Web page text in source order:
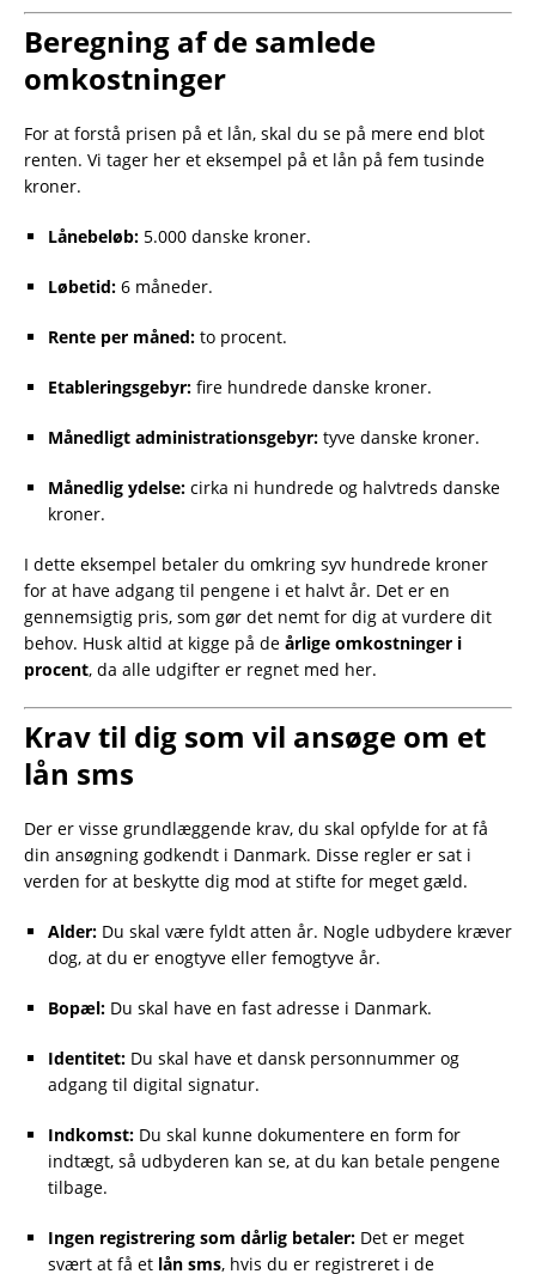
Beregning af de samlede
omkostninger
For at forstå prisen på et lån, skal du se på mere end blot
renten. Vi tager her et eksempel på et lån på fem tusinde
kroner.
Lånebeløb: 5.000 danske kroner.
Løbetid: 6 måneder.
Rente per måned: to procent.
Etableringsgebyr: fire hundrede danske kroner.
Månedligt administrationsgebyr: tyve danske kroner.
Månedlig ydelse: cirka ni hundrede og halvtreds danske
kroner.
I dette eksempel betaler du omkring syv hundrede kroner
for at have adgang til pengene i et halvt år. Det er en
gennemsigtig pris, som gør det nemt for dig at vurdere dit
behov. Husk altid at kigge på de årlige omkostninger i
procent, da alle udgifter er regnet med her.
Krav til dig som vil ansøge om et
lån sms
Der er visse grundlæggende krav, du skal opfylde for at få
din ansøgning godkendt i Danmark. Disse regler er sat i
verden for at beskytte dig mod at stifte for meget gæld.
Alder: Du skal være fyldt atten år. Nogle udbydere kræver
dog, at du er enogtyve eller femogtyve år.
Bopæl: Du skal have en fast adresse i Danmark.
Identitet: Du skal have et dansk personnummer og
adgang til digital signatur.
Indkomst: Du skal kunne dokumentere en form for
indtægt, så udbyderen kan se, at du kan betale pengene
tilbage.
Ingen registrering som dårlig betaler: Det er meget
svært at få et lån sms, hvis du er registreret i de